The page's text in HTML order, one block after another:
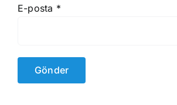
E-posta *